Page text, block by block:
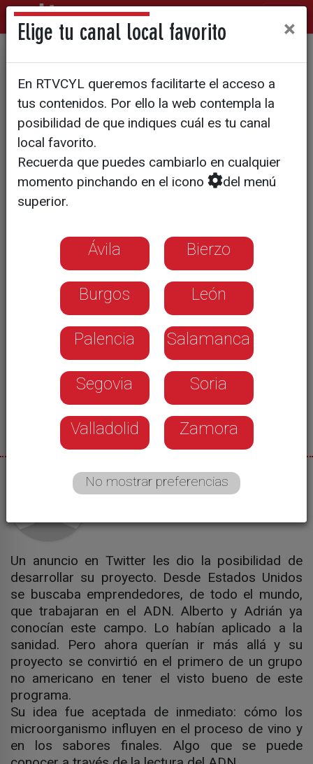
Una empresa de Valladolid
descifra el ADN del vino
En BIOMEmakers analizan la tierra y
todo el proceso del vino. Trabajan con
bodegas de Castilla y León y de 18
05/10/2016
Un anuncio en Twitter les dio la posibilidad de
desarrollar su proyecto. Desde Estados Unidos
se buscaba emprendedores, de todo el mundo,
que trabajaran en el ADN. Alberto y Adrián ya
conocían este campo. Lo habían aplicado a la
sanidad. Pero ahora querían ir más allá y su
proyecto se convirtió en el primero de un grupo
no americano en tener el visto bueno de este
programa.
Su idea fue aceptada de inmediato: cómo los
microorganismo influyen en el proceso de vino y
en los sabores finales. Algo que se puede
Elige tu canal local favorito ×
En RTVCYL queremos facilitarte el acceso a
tus contenidos. Por ello la web contempla la
posibilidad de que indiques cuál es tu canal
local favorito.
Recuerda que puedes cambiarlo en cualquier
momento pinchando en el icono
del menú
superior.
Ávila Bierzo
Burgos León
Palencia Salamanca
Segovia Soria
Valladolid Zamora
No mostrar preferencias